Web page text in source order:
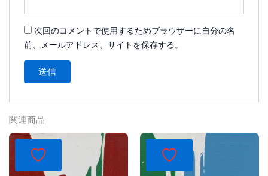
次回のコメントで使用するためブラウザーに自分の名
前、メールアドレス、サイトを保存する。
関連商品